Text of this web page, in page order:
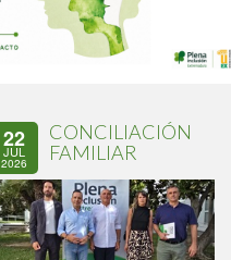
22
JUL
2026
CONCILIACIÓN
FAMILIAR